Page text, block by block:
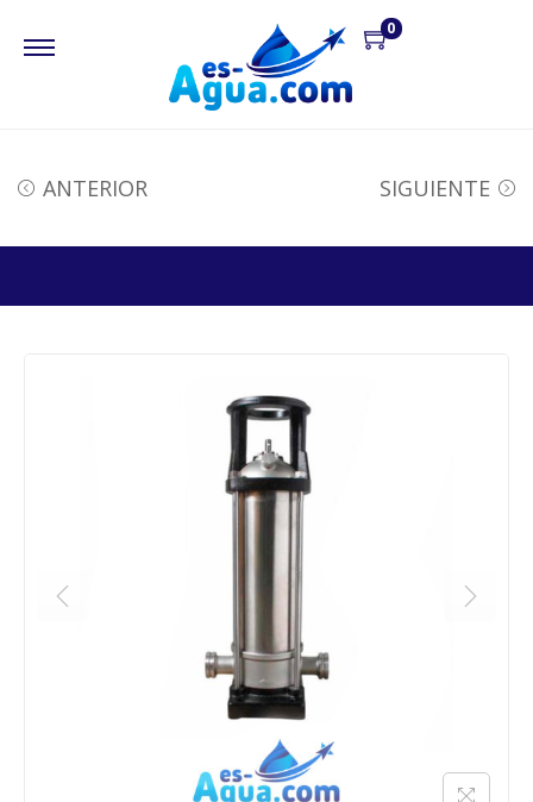
0
ANTERIOR SIGUIENTE